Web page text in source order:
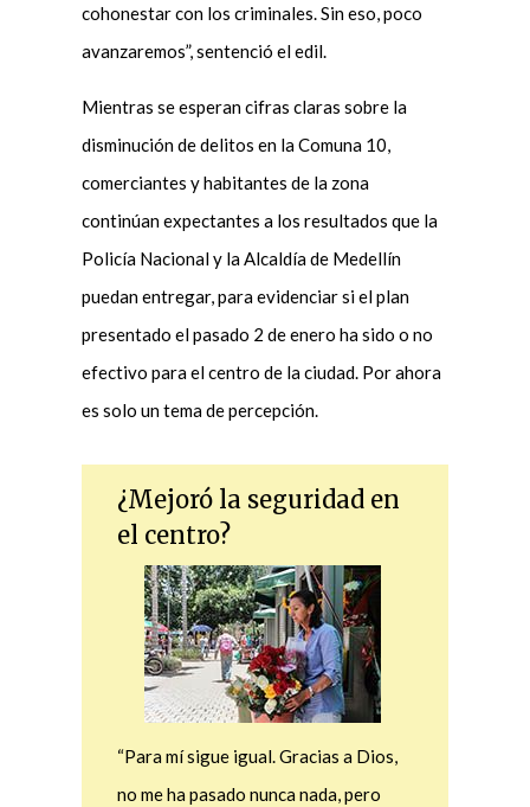
cohonestar con los criminales. Sin eso, poco
avanzaremos”, sentenció el edil.
Mientras se esperan cifras claras sobre la
disminución de delitos en la Comuna 10,
comerciantes y habitantes de la zona
continúan expectantes a los resultados que la
Policía Nacional y la Alcaldía de Medellín
puedan entregar, para evidenciar si el plan
presentado el pasado 2 de enero ha sido o no
efectivo para el centro de la ciudad. Por ahora
es solo un tema de percepción.
¿Mejoró la seguridad en
el centro?
“Para mí sigue igual. Gracias a Dios,
no me ha pasado nunca nada, pero